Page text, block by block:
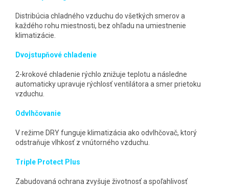
Distribúcia chladného vzduchu do všetkých smerov a
každého rohu miestnosti, bez ohľadu na umiestnenie
klimatizácie.
Dvojstupňové chladenie
2-krokové chladenie rýchlo znižuje teplotu a následne
automaticky upravuje rýchlosť ventilátora a smer prietoku
vzduchu.
Odvlhčovanie
V režime DRY funguje klimatizácia ako odvlhčovač, ktorý
odstraňuje vlhkosť z vnútorného vzduchu.
Triple Protect Plus
Zabudovaná ochrana zvyšuje životnosť a spoľahlivosť